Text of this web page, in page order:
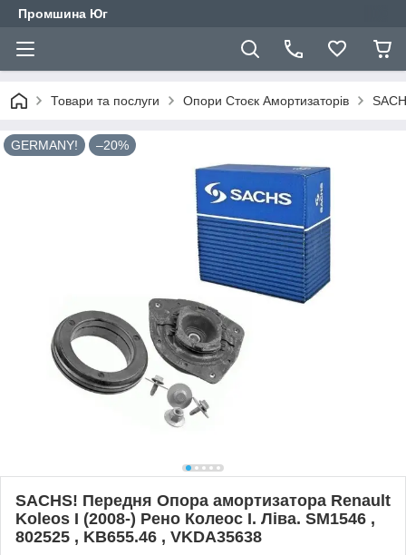
Промшина Юг
Товари та послуги Опори Стоєк Амортизаторів
GERMANY! –20%
SACHS! Передня Опора амортизатора Renault
Koleos I (2008-) Рено Колеос I. Ліва. SM1546 ,
802525 , KB655.46 , VKDA35638